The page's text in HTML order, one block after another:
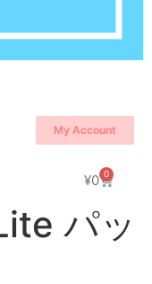
My Account
¥0 0
パッ